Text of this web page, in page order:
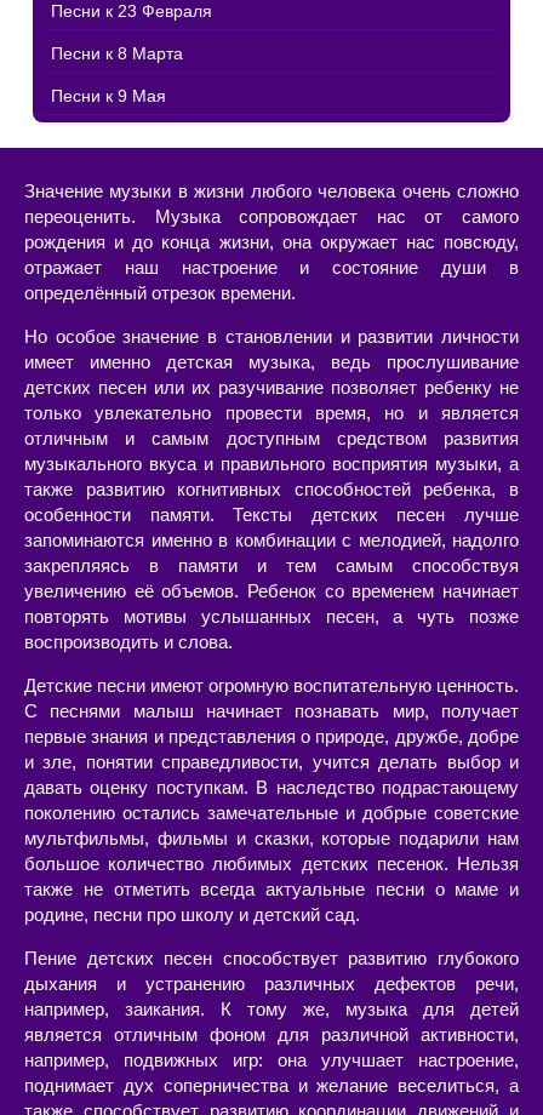
Песни к 23 Февраля
Песни к 8 Марта
Песни к 9 Мая
Значение музыки в жизни любого человека очень сложно
переоценить. Музыка сопровождает нас от самого
рождения и до конца жизни, она окружает нас повсюду,
отражает наш настроение и состояние души в
определённый отрезок времени.
Но особое значение в становлении и развитии личности
имеет именно детская музыка, ведь прослушивание
детских песен или их разучивание позволяет ребенку не
только увлекательно провести время, но и является
отличным и самым доступным средством развития
музыкального вкуса и правильного восприятия музыки, а
также развитию когнитивных способностей ребенка, в
особенности памяти. Тексты детских песен лучше
запоминаются именно в комбинации с мелодией, надолго
закрепляясь в памяти и тем самым способствуя
увеличению её объемов. Ребенок со временем начинает
повторять мотивы услышанных песен, а чуть позже
воспроизводить и слова.
Детские песни имеют огромную воспитательную ценность.
С песнями малыш начинает познавать мир, получает
первые знания и представления о природе, дружбе, добре
и зле, понятии справедливости, учится делать выбор и
давать оценку поступкам. В наследство подрастающему
поколению остались замечательные и добрые советские
мультфильмы, фильмы и сказки, которые подарили нам
большое количество любимых детских песенок. Нельзя
также не отметить всегда актуальные песни о маме и
родине, песни про школу и детский сад.
Пение детских песен способствует развитию глубокого
дыхания и устранению различных дефектов речи,
например, заикания. К тому же, музыка для детей
является отличным фоном для различной активности,
например, подвижных игр: она улучшает настроение,
поднимает дух соперничества и желание веселиться, а